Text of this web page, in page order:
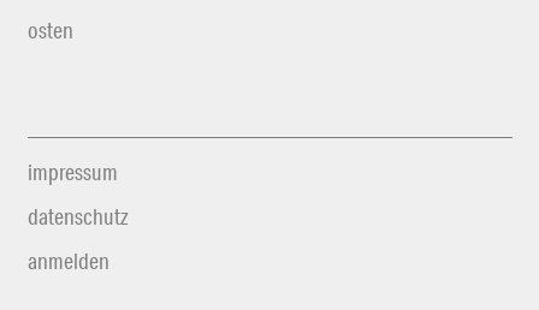
osten
impressum
datenschutz
anmelden